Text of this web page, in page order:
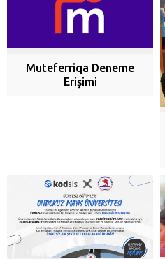
Muteferriqa Deneme
Erişimi